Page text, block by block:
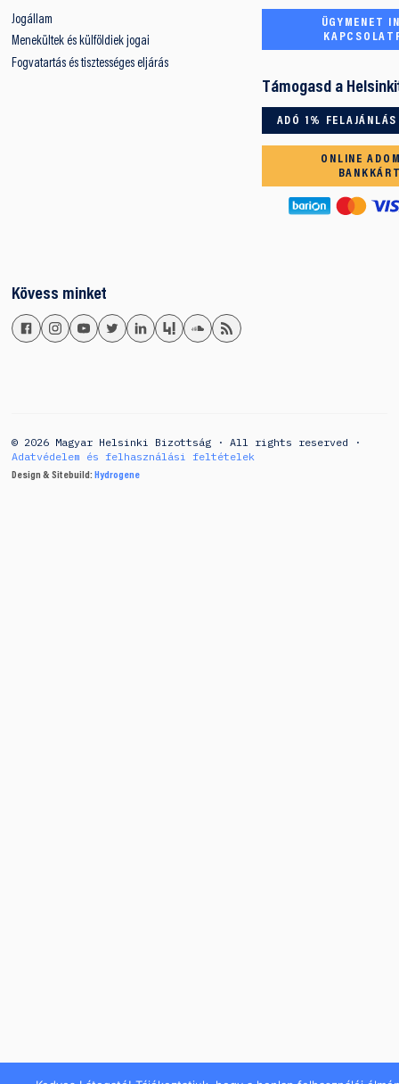
Jogállam
Menekültek és külföldiek jogai
Fogvatartás és tisztességes eljárás
ÜGYMENET
Támogasd a
ADÓ 1% FELAJÁNLÁS
ONLINE
Kövess minket
© 2026 Magyar Helsinki Bizottság · All rights reserved ·
Adatvédelem és felhasználási feltételek
Design & Sitebuild:Hydrogene